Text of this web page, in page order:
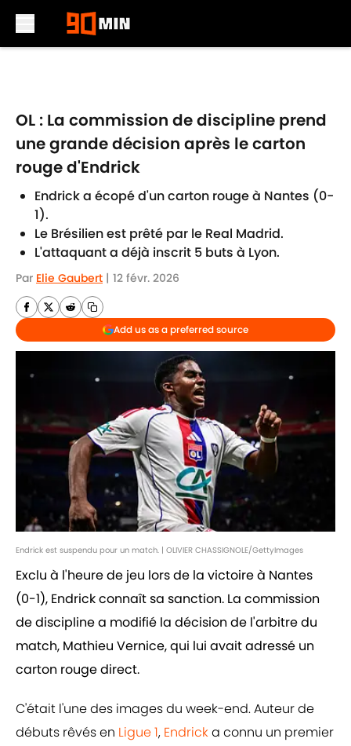
OL : La commission de discipline prend
une grande décision après le carton
rouge d'Endrick
Endrick a écopé d'un carton rouge à Nantes (0-
1).
Le Brésilien est prêté par le Real Madrid.
L'attaquant a déjà inscrit 5 buts à Lyon.
Par Elie Gaubert | 12 févr. 2026
Add us as a preferred source
Endrick est suspendu pour un match. | OLIVIER CHASSIGNOLE/GettyImages
Exclu à l'heure de jeu lors de la victoire à Nantes
(0-1), Endrick connaît sa sanction. La commission
de discipline a modifié la décision de l'arbitre du
match, Mathieu Vernice, qui lui avait adressé un
carton rouge direct.
C'était l'une des images du week-end. Auteur de
débuts rêvés en Ligue 1, Endricka connu un premier